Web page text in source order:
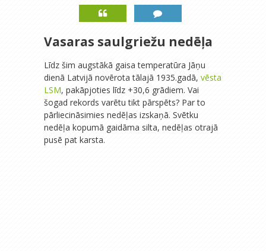
Vasaras saulgriežu nedēļa
Līdz šim augstākā gaisa temperatūra Jāņu
dienā Latvijā novērota tālajā 1935.gadā, vēsta
LSM, pakāpjoties līdz +30,6 grādiem. Vai
šogad rekords varētu tikt pārspēts? Par to
pārliecināsimies nedēļas izskaņā. Svētku
nedēļa kopumā gaidāma silta, nedēļas otrajā
pusē pat karsta.